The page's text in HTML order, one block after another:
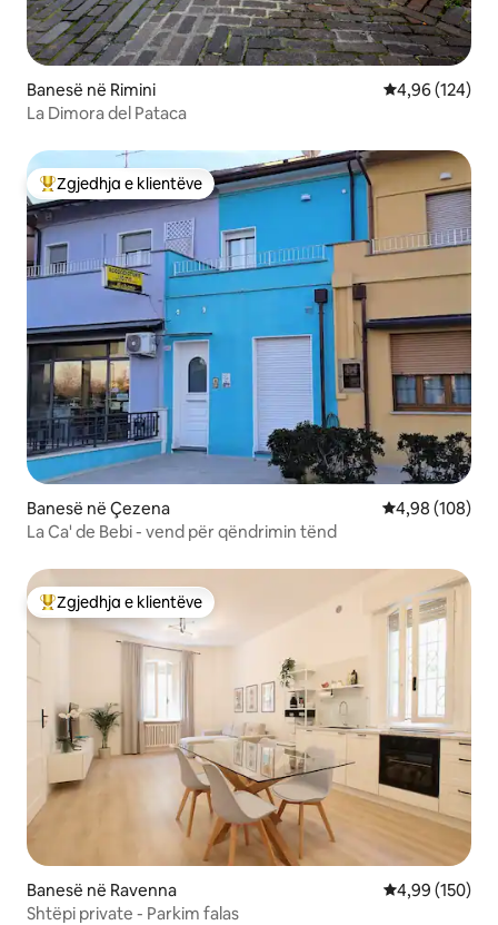
Banesë në Rimini Vlerësimi
4,96 (124)
La Dimora del Pataca
Më të mirat e zgjedhjeve të klientëve
Zgjedhja e klientëve
Banesë në Çezena Vlerësimi
4,98 (108)
La Ca' de Bebi - vend për qëndrimin tënd
Më të mirat e zgjedhjeve të klientëve
Zgjedhja e klientëve
Banesë në Ravenna Vlerësimi
4,99 (150)
Shtëpi private - Parkim falas